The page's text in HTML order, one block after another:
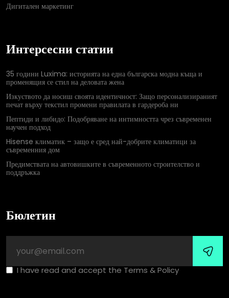
Дигитален маркетинг
Интерсесни статии
35 години Luxima: историята на една българска модна къща и
променящия се стил на деловата жена
Изкуството да носиш своята идентичност: Защо персонализираният
печат върху текстил промени правилата в гардероба ни
Пептиди и либидо: Подобряване на интимността чрез съвременен
научен подход
Hisense климатик – защо е сред най-добрите климатици за
съвременния дом
Предимствата на автовишките в съвременното строителство и
поддръжка
Бюлетин
I have read and accept the Terms & Policy